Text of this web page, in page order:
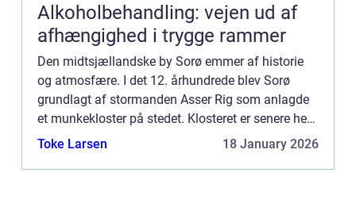
Alkoholbehandling: vejen ud af
afhængighed i trygge rammer
Den midtsjællandske by Sorø emmer af historie
og atmosfære. I det 12. århundrede blev Sorø
grundlagt af stormanden Asser Rig som anlagde
et munkekloster på stedet. Klosteret er senere hen
blevet til Sorø Akademis Skole, som er det lokale
Toke Larsen 18 January 2026